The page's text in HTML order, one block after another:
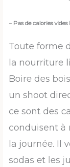
– Pas de calories
Toute forme
la nourriture
Boire des
un shoot
ce sont des
conduisent à
la journée. Il
sodas et les